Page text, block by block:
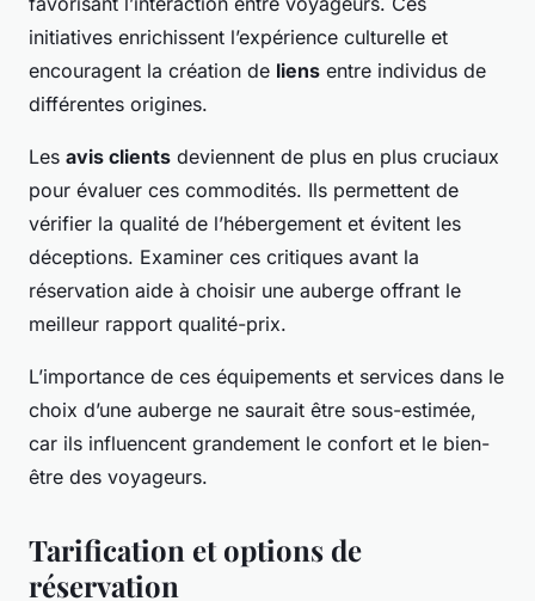
initiatives enrichissent l’expérience culturelle et
encouragent la création de liens entre individus de
différentes origines.
Les avis clients deviennent de plus en plus cruciaux
pour évaluer ces commodités. Ils permettent de
vérifier la qualité de l’hébergement et évitent les
déceptions. Examiner ces critiques avant la
réservation aide à choisir une auberge offrant le
meilleur rapport qualité-prix.
L’importance de ces équipements et services dans le
choix d’une auberge ne saurait être sous-estimée,
car ils influencent grandement le confort et le bien-
être des voyageurs.
Tarification et options de
réservation